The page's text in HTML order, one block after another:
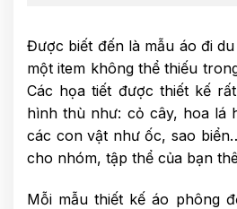
Được biết đến là mẫu áo đi
một item không thể thiếu
Các họa tiết được thiết kế
hình thù như: cỏ cây, hoa lá
các con vật như ốc, sao
cho nhóm, tập thể của bạn
Mỗi mẫu thiết kế áo phông